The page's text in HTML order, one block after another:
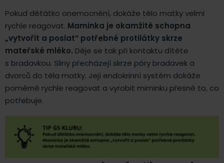
Pokud děťátko onemocnění, dokáže tělo matky velmi
rychle reagovat. Maminka je okamžitě schopna
„vytvořit a poslat“ potřebné protilátky skrze
mateřské mléko. Děje se tak při kontaktu dítěte
s bradavkou. Sliny přecházejí skrze póry bradavek a
dvorců do těla matky. Její endokrinní systém dokáže
poměrně rychle reagovat a vyrobit miminku přesně to, co
potřebuje.